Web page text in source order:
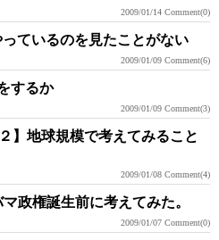
2009/01/14 Comment(0)
ているのを見たことがない
2009/01/09 Comment(6)
するか
2009/01/09 Comment(3)
】地球規模で考えてみること
2009/01/08 Comment(4)
政権誕生前に考えてみた。
2009/01/07 Comment(0)